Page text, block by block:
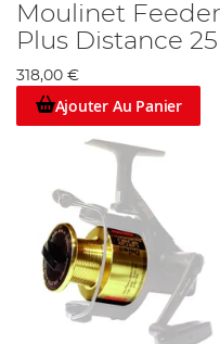
Moulinet
Plus Distance
318,00 €
Ajouter Au Panier